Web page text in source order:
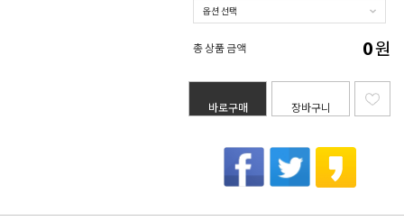
총 상품 금액 0원
바로구매 장바구니